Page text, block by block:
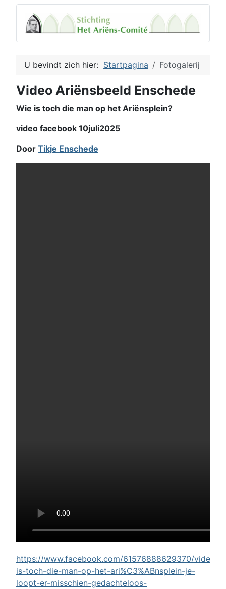
U bevindt zich hier: Startpagina Fotogalerij
Video Ariënsbeeld Enschede
Wie is toch die man op het Ariënsplein?
video facebook 10juli2025
Door Tikje Enschede
https://www.facebook.com/61576888629370/videos/
is-toch-die-man-op-het-ari%C3%ABnsplein-je-
loopt-er-misschien-gedachteloos-